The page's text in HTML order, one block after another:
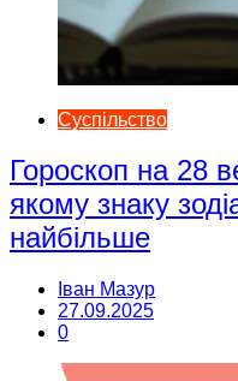
Суспільство
Гороскоп на 28
якому знаку
найбільше
Іван Мазур
27.09.2025
0